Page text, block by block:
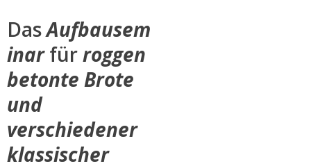
DasAufbausem
inarfürroggen
betonte Brote
und
verschiedener
klassischer